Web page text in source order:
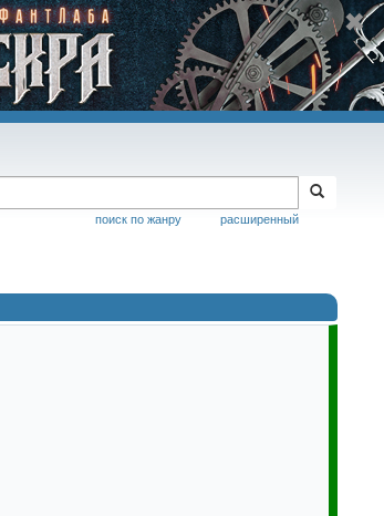
расширенный
поиск по жанру